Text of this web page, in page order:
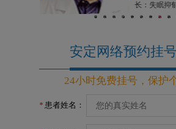
1 2 3 4 5 6 7 8 9
长：失眠抑
症、偏执型
安定网络预约挂
24小时免费挂号，保护
* 患者姓名：